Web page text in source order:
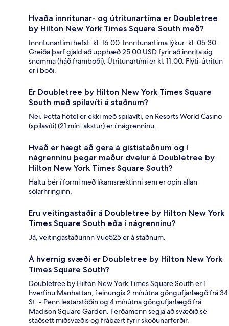
Hvaða innritunar- og útritunartíma er Doubletree
by Hilton New York Times Square South með?
Innritunartími hefst: kl. 16:00. Innritunartíma lýkur: kl. 05:30.
Greiða þarf gjald að upphæð 25.00 USD fyrir að innrita sig
snemma (háð framboði). Útritunartími er kl. 11:00. Flýti-útritun
er í boði.
Er Doubletree by Hilton New York Times Square
South með spilavíti á staðnum?
Nei. Þetta hótel er ekki með spilavíti, en Resorts World Casino
(spilavíti) (21 mín. akstur) er í nágrenninu.
Hvað er hægt að gera á gististaðnum og í
nágrenninu þegar maður dvelur á Doubletree by
Hilton New York Times Square South?
Haltu þér í formi með líkamsræktinni sem er opin allan
sólarhringinn.
Eru veitingastaðir á Doubletree by Hilton New York
Times Square South eða í nágrenninu?
Já, veitingastaðurinn Vue525 er á staðnum.
Á hvernig svæði er Doubletree by Hilton New York
Times Square South?
Doubletree by Hilton New York Times Square South er í
hverfinu Manhattan, í einungis 2 mínútna göngufjarlægð frá 34
St. - Penn lestarstöðin og 4 mínútna göngufjarlægð frá
Madison Square Garden. Ferðamenn segja að svæðið sé
staðsett miðsvæðis og frábært fyrir skoðunarferðir.